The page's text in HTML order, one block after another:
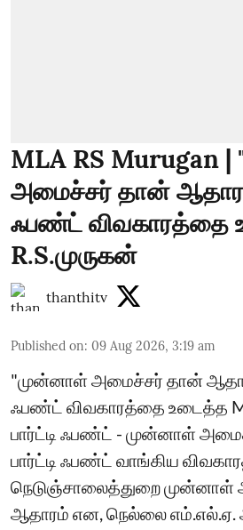
MLA RS Murugan
அமைச்சர் தான்
ஃபண்ட் விவகாரத்தை
R.S.முருகன்
thanthitv
Published on: 09 Aug 2026, 3:19 am
"முன்னாள் அமைச்சர் தான்
ஃபண்ட் விவகாரத்தை உடைத்த
பார்ட்டி ஃபண்ட் - முன்னாள்
பார்ட்டி ஃபண்ட் வாங்கிய
நெடுஞ்சாலைத்துறை
ஆதாரம் என, நெல்லை எம்.எல்.ஏ.